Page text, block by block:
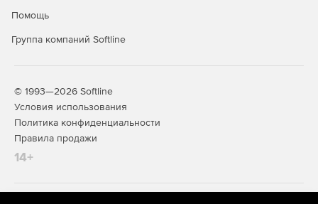
Помощь
Группа компаний Softline
© 1993—2026 Softline
Условия использования
Политика конфиденциальности
Правила продажи
14+